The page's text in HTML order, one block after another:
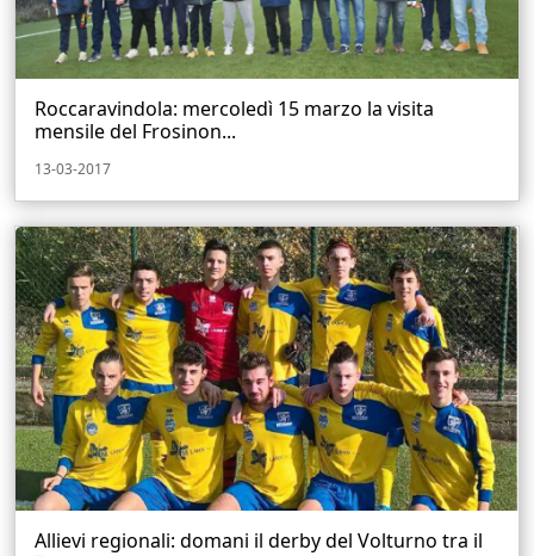
Roccaravindola: mercoledì 15 marzo la visita
mensile del Frosinon...
13-03-2017
Allievi regionali: domani il derby del Volturno tra il